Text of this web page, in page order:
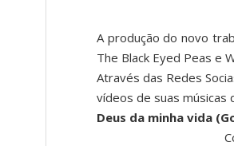
A produção do novo
The Black Eyed Peas e
Através das Redes
vídeos de suas músicas
Deus da minha vida